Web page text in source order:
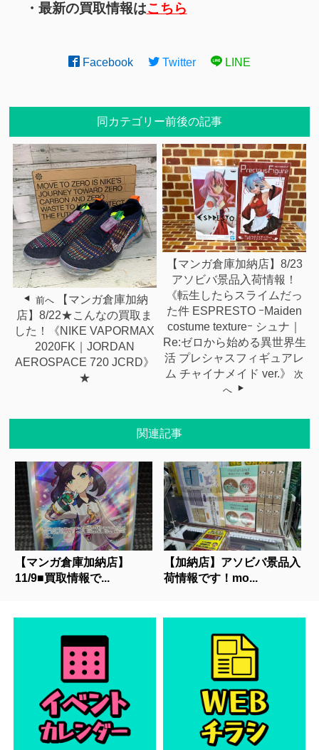
・最新の買取情報はこちら
Facebook Twitter LINE
同カテゴリー前後の記事
前へ
【マンガ倉庫加納
店】8/22★こんなの買取ま
した！《NIKE VAPORMAX
2020FK｜JORDAN
AEROSPACE 720 JCRD》
★
【マンガ倉庫加納店】8/23
アソビバ景品入荷情報！
《転生したらスライムだっ
た件 ESPRESTO ｰMaiden
costume textureｰ シュナ｜
Re:ゼロから始める異世界生
活 プレシャスフィギュアレ
ム チャイナメイド ver.》
次
へ
関連記事
【マンガ倉庫加納店】
11/9■買取情報で...
【加納店】アソビバ景品入
荷情報です！mo...